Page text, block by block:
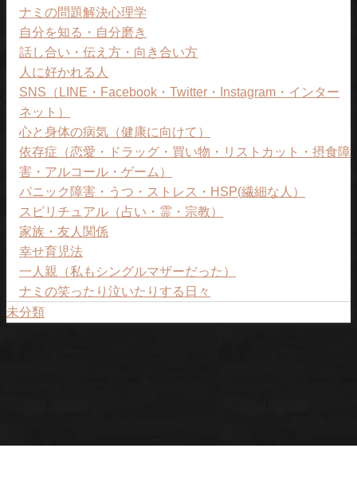
ナミの問題解決心理学
自分を知る・自分磨き
話し合い・伝え方・向き合い方
人に好かれる人
SNS（LINE・Facebook・Twitter・Instagram・インター
ネット）
心と身体の病気（健康に向けて）
依存症（恋愛・ドラッグ・買い物・リストカット・摂食障
害・アルコール・ゲーム）
パニック障害・うつ・ストレス・HSP(繊細な人）
スピリチュアル（占い・霊・宗教）
家族・友人関係
幸せ育児法
一人親（私もシングルマザーだった）
ナミの笑ったり泣いたりする日々
未分類